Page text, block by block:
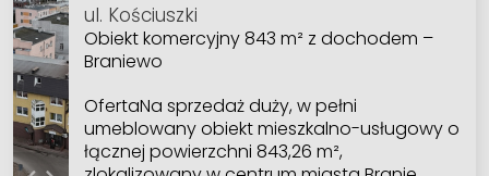
ul. Kościuszki
Obiekt komercyjny 843 m² z dochodem –
Braniewo
OfertaNa sprzedaż duży, w pełni
umeblowany obiekt mieszkalno-usługowy o
łącznej powierzchni 843,26 m²,